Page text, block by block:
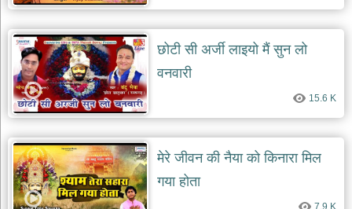
भजन
of
the
day
भजन
जोड़ें
add
bhajans
छोटी सी अर्जी लाइयो मैं सुन लो
वनवारी
15.6 K
मेरे जीवन की नैया को किनारा मिल
गया होता